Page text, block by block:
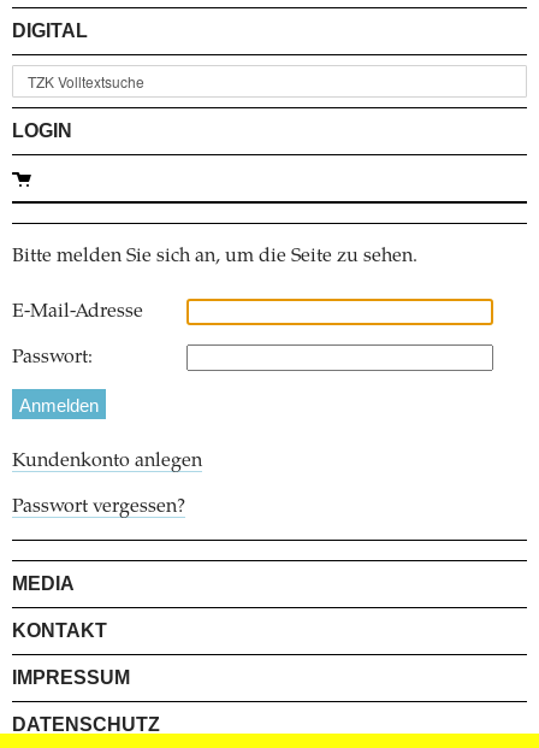
DIGITAL
LOGIN
Bitte melden Sie sich an, um die Seite zu sehen.
E-Mail-Adresse
Passwort:
Kundenkonto anlegen
Passwort vergessen?
MEDIA
KONTAKT
IMPRESSUM
DATENSCHUTZ